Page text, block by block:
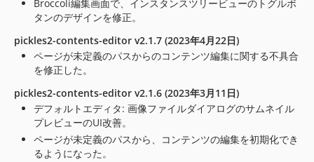
Broccoli編集画面で、インスタンスツリービューのトグルボ
タンのデザインを修正。
pickles2-contents-editor v2.1.7 (2023年4月22日)
ページが未定義のパスからのコンテンツ編集に関する不具合
を修正した。
pickles2-contents-editor v2.1.6 (2023年3月11日)
デフォルトエディタ: 画像ファイルダイアログのサムネイル
プレビューのUI改善。
ページが未定義のパスから、コンテンツの編集を初期化でき
るようになった。